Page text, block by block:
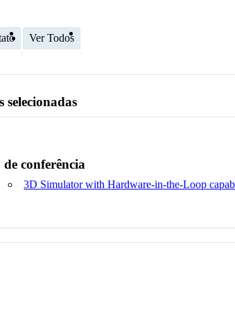
Ver Todos
selecionadas
conferência
3D Simulator with Hardware-in-the-Loop